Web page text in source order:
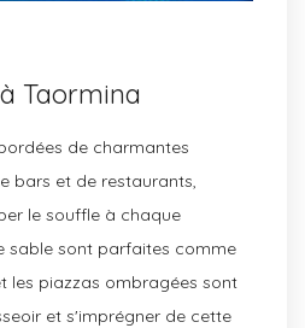
Taormina
de charmantes
bars et de restaurants,
le souffle à chaque
sable sont parfaites comme
les piazzas ombragées sont
et s'imprégner de cette